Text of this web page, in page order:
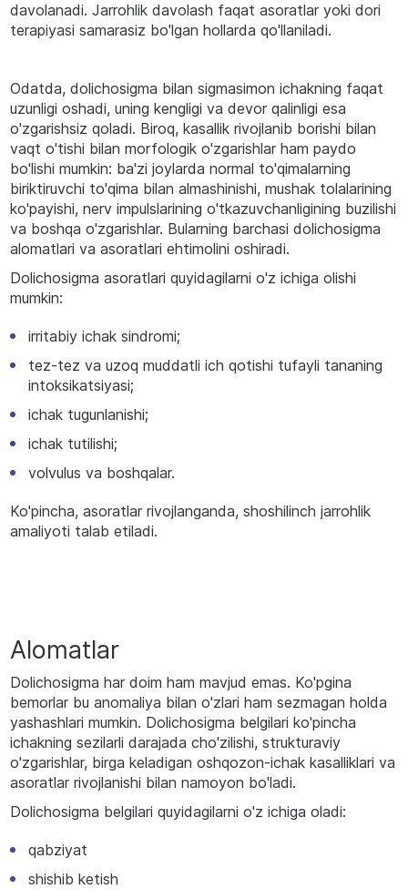
davolanadi. Jarrohlik davolash faqat asoratlar yoki dori
terapiyasi samarasiz bo'lgan hollarda qo'llaniladi.
Odatda, dolichosigma bilan sigmasimon ichakning faqat
uzunligi oshadi, uning kengligi va devor qalinligi esa
o'zgarishsiz qoladi. Biroq, kasallik rivojlanib borishi bilan
vaqt o'tishi bilan morfologik o'zgarishlar ham paydo
bo'lishi mumkin: ba'zi joylarda normal to'qimalarning
biriktiruvchi to'qima bilan almashinishi, mushak tolalarining
ko'payishi, nerv impulslarining o'tkazuvchanligining buzilishi
va boshqa o'zgarishlar. Bularning barchasi dolichosigma
alomatlari va asoratlari ehtimolini oshiradi.
Dolichosigma asoratlari quyidagilarni o'z ichiga olishi
mumkin:
irritabiy ichak sindromi;
tez-tez va uzoq muddatli ich qotishi tufayli tananing
intoksikatsiyasi;
ichak tugunlanishi;
ichak tutilishi;
volvulus va boshqalar.
Ko'pincha, asoratlar rivojlanganda, shoshilinch jarrohlik
amaliyoti talab etiladi.
Alomatlar
Dolichosigma har doim ham mavjud emas. Ko'pgina
bemorlar bu anomaliya bilan o'zlari ham sezmagan holda
yashashlari mumkin. Dolichosigma belgilari ko'pincha
ichakning sezilarli darajada cho'zilishi, strukturaviy
o'zgarishlar, birga keladigan oshqozon-ichak kasalliklari va
asoratlar rivojlanishi bilan namoyon bo'ladi.
Dolichosigma belgilari quyidagilarni o'z ichiga oladi:
qabziyat
shishib ketish